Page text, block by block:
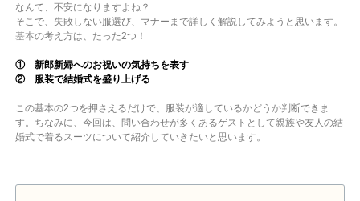
なんて、不安になりますよね？
そこで、失敗しない服選び、マナーまで詳しく解説してみようと思います。
基本の考え方は、たった2つ！
① 新郎新婦へのお祝いの気持ちを表す
② 服装で結婚式を盛り上げる
この基本の2つを押さえるだけで、服装が適しているかどうか判断できま
す。ちなみに、今回は、問い合わせが多くあるゲストとして親族や友人の結
婚式で着るスーツについて紹介していきたいと思います。